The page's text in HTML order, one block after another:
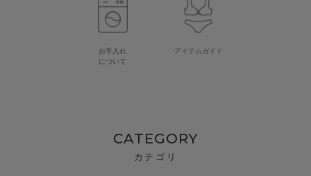
お手入れ
について
アイテムガイド
CATEGORY
カテゴリ